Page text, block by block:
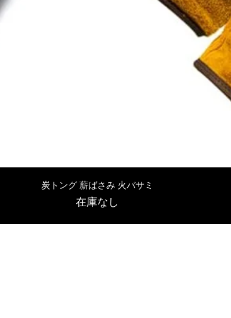
クイックビュー
炭トング 薪ばさみ 火バサミ
在庫なし